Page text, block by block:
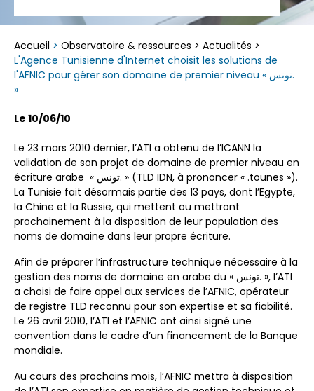
Accueil > Observatoire & ressources > Actualités >
L'Agence Tunisienne d'Internet choisit les solutions de
l'AFNIC pour gérer son domaine de premier niveau « تونس.
»
Le 10/06/10
Le 23 mars 2010 dernier, l’ATI a obtenu de l’ICANN la
validation de son projet de domaine de premier niveau en
écriture arabe « تونس. » (TLD IDN, à prononcer « .tounes »).
La Tunisie fait désormais partie des 13 pays, dont l’Egypte,
la Chine et la Russie, qui mettent ou mettront
prochainement à la disposition de leur population des
noms de domaine dans leur propre écriture.
Afin de préparer l’infrastructure technique nécessaire à la
gestion des noms de domaine en arabe du « تونس. », l’ATI
a choisi de faire appel aux services de l’AFNIC, opérateur
de registre TLD reconnu pour son expertise et sa fiabilité.
Le 26 avril 2010, l’ATI et l’AFNIC ont ainsi signé une
convention dans le cadre d’un financement de la Banque
mondiale.
Au cours des prochains mois, l’AFNIC mettra à disposition